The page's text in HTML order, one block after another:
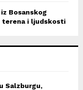
Bosanskog
terena i ljudskosti
Salzburgu,